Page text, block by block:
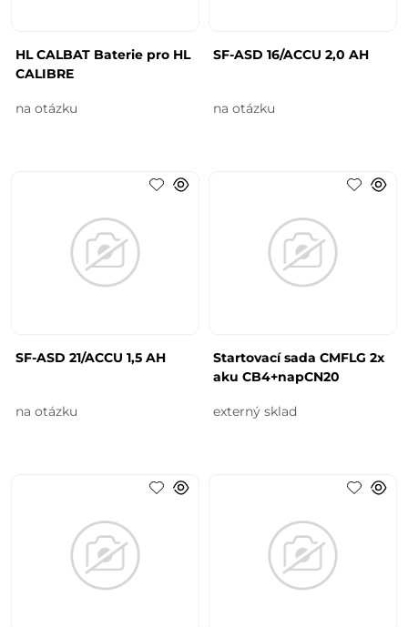
HL CALBAT Baterie pro HL
CALIBRE
na otázku
SF-ASD 16/ACCU 2,0 AH
na otázku
SF-ASD 21/ACCU 1,5 AH
na otázku
Startovací sada CMFLG 2x
aku CB4+napCN20
externý sklad